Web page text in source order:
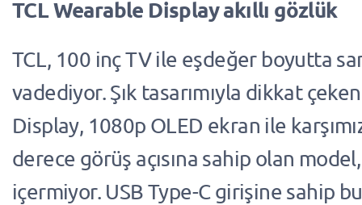
TCL Wearable Display akıllı gözlük
TCL, 100 inç TV ile eşdeğer boyutta
vadediyor. Şık tasarımıyla dikkat
Display, 1080p OLED ekran ile
derece görüş açısına sahip olan
içermiyor. USB Type-C girişine sahip